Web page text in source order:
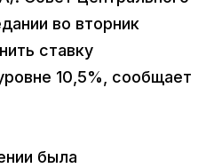
во вторник
ставку
10,5%, сообщает
была